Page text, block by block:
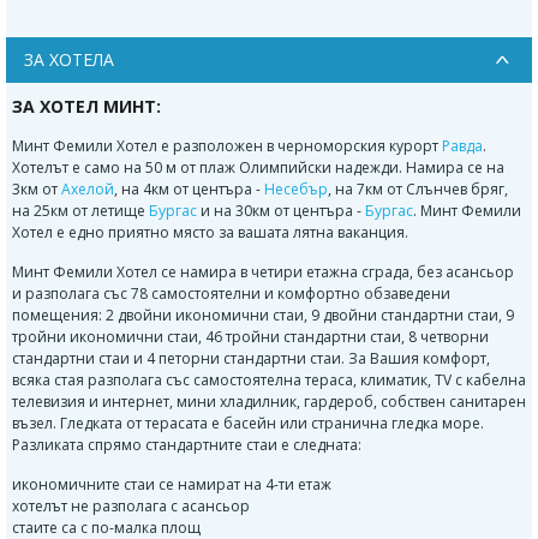
ЗА ХОТЕЛА
ЗА ХОТЕЛ МИНТ:
Минт Фемили Хотел е разположен в черноморския курорт Равда.
Хотелът е само на 50 м от плаж Олимпийски надежди. Намира се на
3км отАхелой, на 4км от центъра - Несебър, на 7км от Слънчев бряг,
на 25км от летище Бургас и на 30км от центъра - Бургас. Минт Фемили
Хотел е едно приятно място за вашата лятна ваканция.
Минт Фемили Хотел се намира в четири етажна сграда, без асансьор
и разполага със 78 самостоятелни и комфортно обзаведени
помещения: 2 двойни икономични стаи, 9 двойни стандартни стаи, 9
тройни икономични стаи, 46 тройни стандартни стаи, 8 четворни
стандартни стаи и 4 петорни стандартни стаи. За Вашия комфорт,
всяка стая разполага със самостоятелна тераса, климатик, TV с кабелна
телевизия и интернет, мини хладилник, гардероб, собствен санитарен
възел. Гледката от терасата е басейн или странична гледка море.
Разликата спрямо стандартните стаи е следната:
икономичните стаи се намират на 4-ти етаж
хотелът не разполага с асансьор
стаите са с по-малка площ